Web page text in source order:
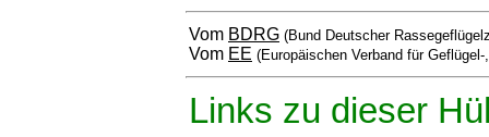
Vom BDRG (Bund Deutscher
Vom EE (Europäischen Verband für
Links zu dieser